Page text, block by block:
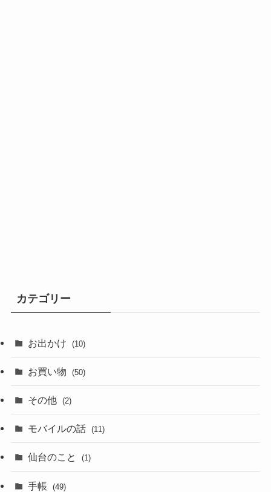
カテゴリー
お出かけ (10)
お買い物 (50)
その他 (2)
モバイルの話 (11)
仙台のこと (1)
手帳 (49)